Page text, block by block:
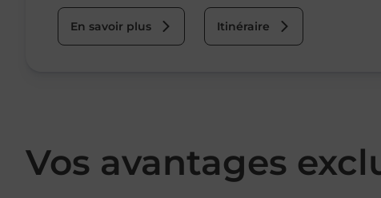
En savoir plus Itinéraire
Vos avantages